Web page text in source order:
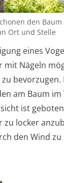
den
Ort und Stelle
eines
mit Nägeln
bevorzugen.
am Baum
ist
zu locker
den Wind